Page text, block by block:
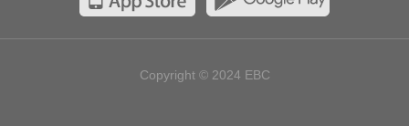
Copyright © 2024 EBC